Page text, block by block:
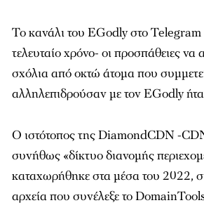
Το κανάλι του EGodly στο Telegram
τελευταίο χρόνο- οι προσπάθειες
σχόλια από οκτώ άτομα που
αλληλεπιδρούσαν με τον EGodly
Ο ιστότοπος της DiamondCDN -
συνήθως «δίκτυο διανομής
καταχωρήθηκε στα μέσα του 2022,
αρχεία που συνέλεξε το